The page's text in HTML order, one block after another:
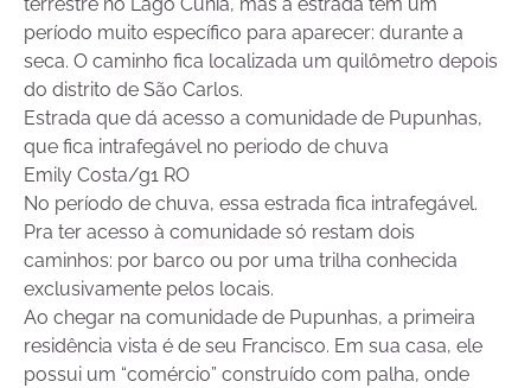
terrestre no Lago Cuniã, mas a estrada tem um
período muito específico para aparecer: durante a
seca. O caminho fica localizada um quilômetro depois
do distrito de São Carlos.
Estrada que dá acesso a comunidade de Pupunhas,
que fica intrafegável no periodo de chuva
Emily Costa/g1 RO
No período de chuva, essa estrada fica intrafegável.
Pra ter acesso à comunidade só restam dois
caminhos: por barco ou por uma trilha conhecida
exclusivamente pelos locais.
Ao chegar na comunidade de Pupunhas, a primeira
residência vista é de seu Francisco. Em sua casa, ele
possui um “comércio” construído com palha, onde